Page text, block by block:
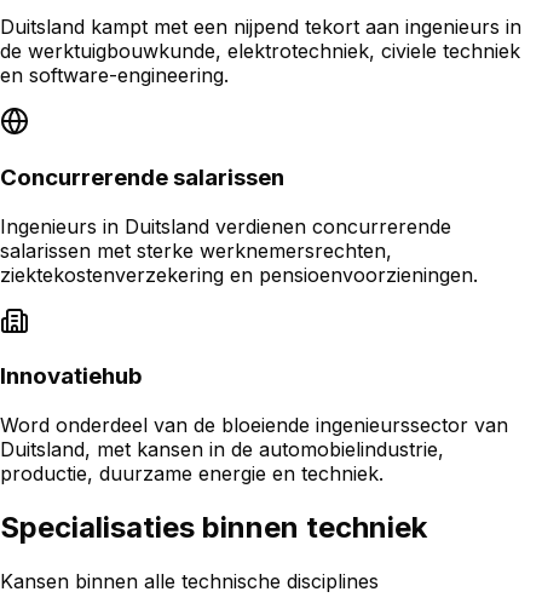
Duitsland kampt met een nijpend tekort aan ingenieurs in
de werktuigbouwkunde, elektrotechniek, civiele techniek
en software-engineering.
Concurrerende salarissen
Ingenieurs in Duitsland verdienen concurrerende
salarissen met sterke werknemersrechten,
ziektekostenverzekering en pensioenvoorzieningen.
Innovatiehub
Word onderdeel van de bloeiende ingenieurssector van
Duitsland, met kansen in de automobielindustrie,
productie, duurzame energie en techniek.
Specialisaties binnen techniek
Kansen binnen alle technische disciplines